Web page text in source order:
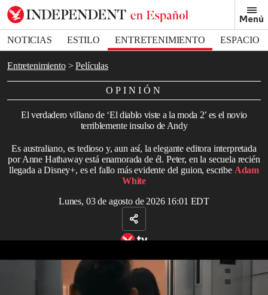
Menú
NOTICIAS ESTILO ENTRETENIMIENTO
ESPACIO
DEPORTES
Entretenimiento Películas
OPINIÓN
El verdadero villano de ‘El diablo viste a la moda 2’ es el novio
terriblemente insulso de Andy
Es australiano, es tedioso y, aun así, la elegante editora interpretada
por Anne Hathaway está enamorada de él. Peter, en la secuela recién
llegada a Disney+, es el fallo más evidente del guion, escribe Adam
White
Lunes, 03 de agosto de 2026 16:01 EDT
Bookmark popover
Removed from bookmarks
Close popover
Read in English